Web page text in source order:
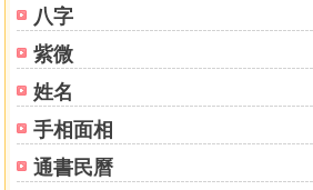
八字
紫微
姓名
手相面相
通書民曆